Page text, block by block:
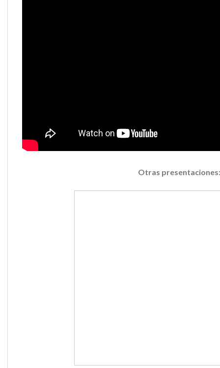
Otras presentaciones: